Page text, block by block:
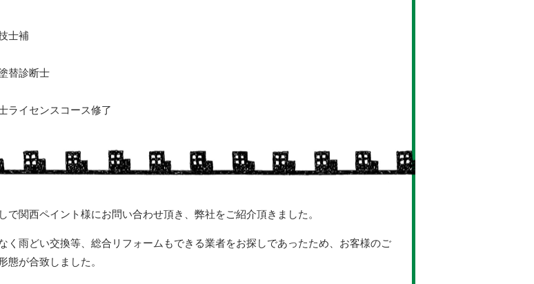
士補
替診断士
ライセンスコース修了
で関西ペイント様にお問い合わせ頂き、弊社をご紹介頂きました。
く雨どい交換等、総合リフォームもできる業者をお探しであったため、お客様のご
態が合致しました。